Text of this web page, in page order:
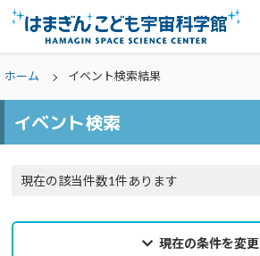
ホーム イベント検索結果
イベント検索
現在の該当件数1件あります
現在の条件を変更